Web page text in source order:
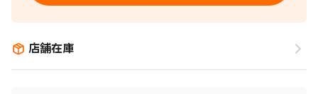
店舗在庫